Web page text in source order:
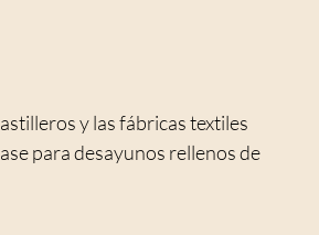
y las fábricas textiles
para desayunos rellenos de